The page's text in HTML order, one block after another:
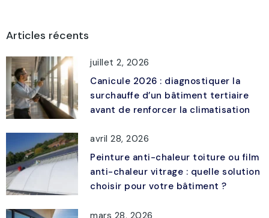
Articles récents
juillet 2, 2026
Canicule 2026 : diagnostiquer la
surchauffe d’un bâtiment tertiaire
avant de renforcer la climatisation
avril 28, 2026
Peinture anti-chaleur toiture ou film
anti-chaleur vitrage : quelle solution
choisir pour votre bâtiment ?
mars 28, 2026